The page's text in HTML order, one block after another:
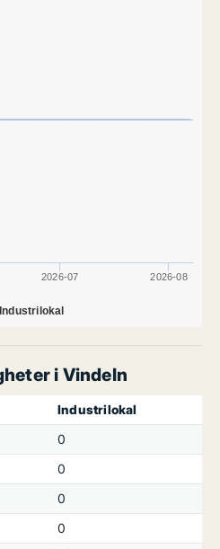
Industrilokal
2026-07 2026-08
i Vindeln
Industrilokal
0
0
0
0